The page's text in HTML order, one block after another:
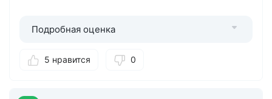
Понравилось: удачное расположение отеля: до
удобные выезды в строну Ессентуков, Кисловодска,
Черкесска. Из отеля открываются прекрасные виды
Подробная оценка
5 нравится 0